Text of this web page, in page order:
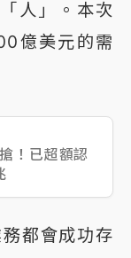
人」。本次
億美元的需
！已超額認
都會成功存